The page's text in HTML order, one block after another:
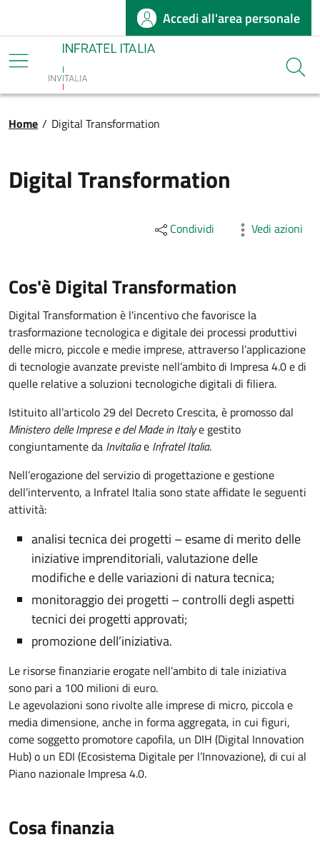
Salta al contenuto principaleAccedi all'area personale
Infratel
Briciole di pane
Home / Digital Transformation
Digital Transformation
Condividi Vedi azioni
Cos'è Digital Transformation
Digital Transformation è l'incentivo che favorisce la
trasformazione tecnologica e digitale dei processi produttivi
delle micro, piccole e medie imprese, attraverso l’applicazione
di tecnologie avanzate previste nell’ambito di Impresa 4.0 e di
quelle relative a soluzioni tecnologiche digitali di filiera.
Istituito all’articolo 29 del Decreto Crescita, è promosso dal
Ministero delle Imprese e del Made in Italye gestito
congiuntamente da Invitaliae Infratel Italia.
Nell’erogazione del servizio di progettazione e gestione
dell’intervento, a Infratel Italia sono state affidate le seguenti
attività:
analisi tecnica dei progetti – esame di merito delle
iniziative imprenditoriali, valutazione delle
modifiche e delle variazioni di natura tecnica;
monitoraggio dei progetti – controlli degli aspetti
tecnici dei progetti approvati;
promozione dell’iniziativa.
Le risorse finanziarie erogate nell’ambito di tale iniziativa
sono pari a 100 milioni di euro.
Le agevolazioni sono rivolte alle imprese di micro, piccola e
media dimensione, anche in forma aggregata, in cui figuri,
come soggetto promotore capofila, un DIH (Digital Innovation
Hub) o un EDI (Ecosistema Digitale per l’Innovazione), di cui al
Piano nazionale Impresa 4.0.
Cosa finanzia